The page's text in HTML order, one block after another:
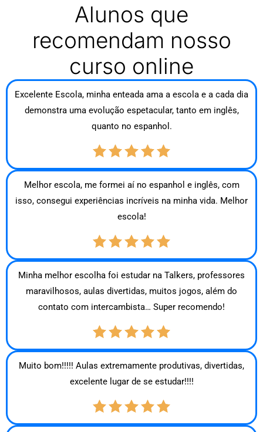
Alunos que
recomendam nosso
curso online
Excelente Escola, minha enteada ama a escola e a cada dia
demonstra uma evolução espetacular, tanto em inglês,
quanto no espanhol.
Melhor escola, me formei aí no espanhol e inglês, com
isso, consegui experiências incríveis na minha vida. Melhor
escola!
Minha melhor escolha foi estudar na Talkers, professores
maravilhosos, aulas divertidas, muitos jogos, além do
contato com intercambista… Super recomendo!
Muito bom!!!!! Aulas extremamente produtivas, divertidas,
excelente lugar de se estudar!!!!